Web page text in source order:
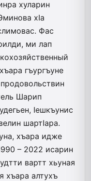
хуларин
хIа
Фас
ми лап
гъургъуне
Шарип
Iешкъунис
шартIара.
хъара идже
– 2022 исарин
вартт хьуная
хъара алтухъ